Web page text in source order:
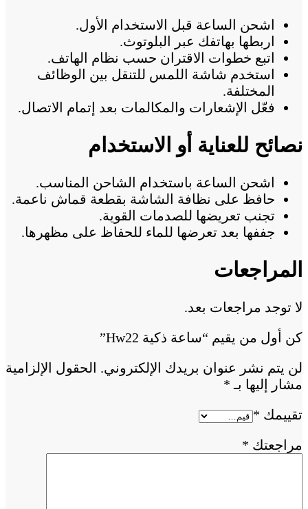
اشحن الساعة قبل الاستخدام الأول.
اربطها بهاتفك عبر البلوتوث.
اتبع خطوات الاقتران حسب نظام الهاتف.
استخدم شاشة اللمس للتنقل بين الوظائف
المختلفة.
فعّل الإشعارات والمكالمات بعد إتمام الاتصال.
نصائح للعناية أو الاستخدام
اشحن الساعة باستخدام الشاحن المناسب.
حافظ على نظافة الشاشة بقطعة قماش ناعمة.
تجنب تعريضها للصدمات القوية.
جففها بعد تعرضها للماء للحفاظ على مظهرها.
المراجعات
لا توجد مراجعات بعد.
كن أول من يقيم “ساعة ذكية Hw22”
لن يتم نشر عنوان بريدك الإلكتروني. الحقول الإلزامية
مشار إليها بـ *
تقييمك *
مراجعتك *